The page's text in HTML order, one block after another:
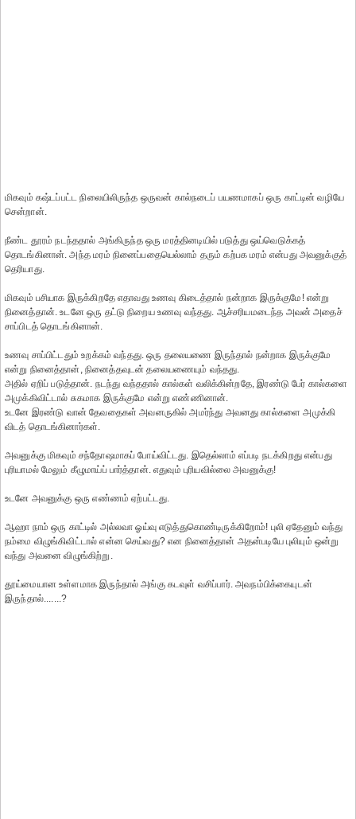
மிகவும் கஷ்டப்பட்ட நிலையிலிருந்த ஒருவன் கால்நடைப் பயணமாகப் ஒரு காட்டின் வழியே
சென்றான்.
நீண்ட தூரம் நடந்ததால் அங்கிருந்த ஒரு மரத்தினடியில் படுத்து ஒய்வெடுக்கத்
தொடங்கினான். அந்த மரம் நினைப்பதையெல்லாம் தரும் கற்பக மரம் என்பது அவனுக்குத்
தெரியாது.
மிகவும் பசியாக இருக்கிறதே எதாவது உணவு கிடைத்தால் நன்றாக இருக்குமே! என்று
நினைத்தான். உடனே ஒரு தட்டு நிறைய உணவு வந்தது. ஆச்சரியமடைந்த அவன் அதைச்
சாப்பிடத் தொடங்கினான்.
உணவு சாப்பிட்டதும் உறக்கம் வந்தது. ஒரு தலையணை இருந்தால் நன்றாக இருக்குமே
என்று நினைத்தான், நினைத்தவுடன் தலையணையும் வந்தது.
அதில் ஏறிப் படுத்தான். நடந்து வந்ததால் கால்கள் வலிக்கின்றதே, இரண்டு பேர் கால்களை
அமுக்கிவிட்டால் சுகமாக இருக்குமே என்று எண்ணினான்.
உடனே இரண்டு வான் தேவதைகள் அவனருகில் அமர்ந்து அவனது கால்களை அமுக்கி
விடத் தொடங்கினார்கள்.
அவனுக்கு மிகவும் சந்தோஷமாகப் போய்விட்டது. இதெல்லாம் எப்படி நடக்கிறது என்பது
புரியாமல் மேலும் கீழுமாய்ப் பார்த்தான். எதுவும் புரியவில்லை அவனுக்கு!
உடனே அவனுக்கு ஒரு எண்ணம் ஏற்பட்டது.
ஆஹா நாம் ஒரு காட்டில் அல்லவா ஓய்வு எடுத்துகொண்டிருக்கிறோம்! புலி ஏதேனும் வந்து
நம்மை விழுங்கிவிட்டால் என்ன செய்வது? என நினைத்தான் அதன்படியே புலியும் ஒன்று
வந்து அவனை விழுங்கிற்று.
தூய்மையான உள்ளமாக இருந்தால் அங்கு கடவுள் வசிப்பார். அவநம்பிக்கையுடன்
இருந்தால்.......?